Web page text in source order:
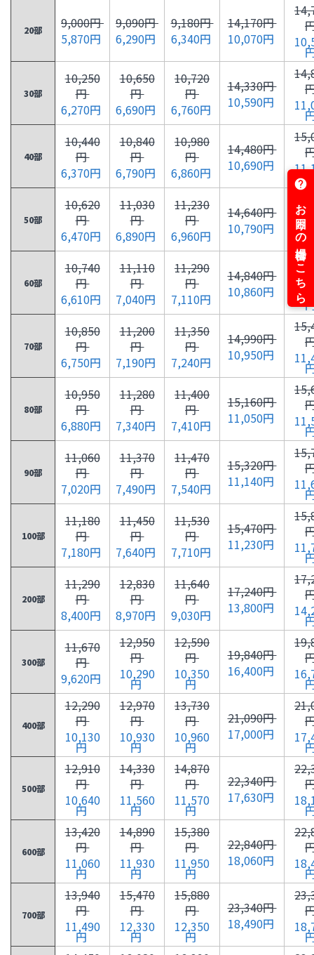
20部
9,000円
5,870円
9,090円
6,290円
9,180円
6,340円
14,170円
10,070円
30部
10,250
円
6,270円
10,650
円
6,690円
10,720
円
6,760円
14,330円
10,590円
40部
10,440
円
6,370円
10,840
円
6,790円
10,980
円
6,860円
14,480円
10,690円
50部
10,620
円
6,470円
11,030
円
6,890円
11,230
円
6,960円
14,640円
10,790円
60部
10,740
円
6,610円
11,110
円
7,040円
11,290
円
7,110円
14,840円
10,860円
70部
10,850
円
6,750円
11,200
円
7,190円
11,350
円
7,240円
14,990円
10,950円
80部
10,950
円
6,880円
11,280
円
7,340円
11,400
円
7,410円
15,160円
11,050円
90部
11,060
円
7,020円
11,370
円
7,490円
11,470
円
7,540円
15,320円
11,140円
100部
11,180
円
7,180円
11,450
円
7,640円
11,530
円
7,710円
15,470円
11,230円
200部
11,290
円
8,400円
12,830
円
8,970円
11,640
円
9,030円
17,240円
13,800円
300部
11,670
円
9,620円
12,950
円
10,290
円
12,590
円
10,350
円
19,840円
16,400円
400部
12,290
円
10,130
円
12,970
円
10,930
円
13,730
円
10,960
円
21,090円
17,000円
500部
12,910
円
10,640
円
14,330
円
11,560
円
14,870
円
11,570
円
22,340円
17,630円
600部
13,420
円
11,060
円
14,890
円
11,930
円
15,380
円
11,950
円
22,840円
18,060円
700部
13,940
円
11,490
円
15,470
円
12,330
円
15,880
円
12,350
円
23,340円
18,490円